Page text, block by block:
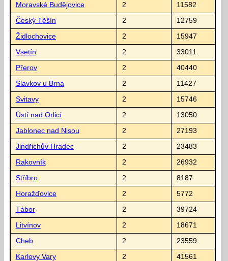
Moravské Budějovice 2 11582
Český Těšín 2 12759
Židlochovice 2 15947
Vsetín 2 33011
Přerov 2 40440
Slavkov u Brna 2 11427
Svitavy 2 15746
Ústí nad Orlicí 2 13050
Jablonec nad Nisou 2 27193
Jindřichův Hradec 2 23483
Rakovník 2 26932
Stříbro 2 8187
Horažďovice 2 5772
Tábor 2 39724
Litvínov 2 18671
Cheb 2 23559
Karlovy Vary 2 41561